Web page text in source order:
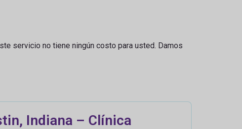
servicio no tiene ningún costo para usted. Damos
Indiana – Clínica